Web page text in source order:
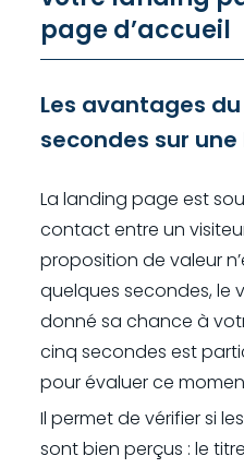
page d’accueil
Les avantages
secondes sur
La landing page est
contact entre un
proposition de valeur
quelques secondes, le
donné sa chance à
cinq secondes est
pour évaluer ce
Il permet de vérifier si
sont bien perçus : le